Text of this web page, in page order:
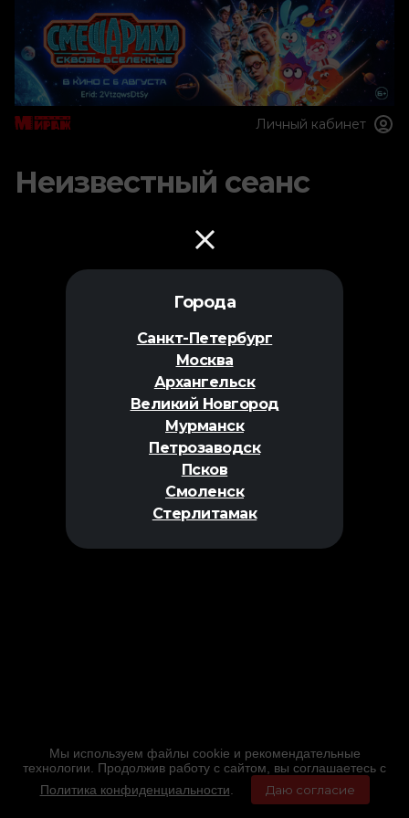
Города
Санкт-Петербург
Москва
Архангельск
Великий Новгород
Мурманск
Петрозаводск
Псков
Смоленск
Стерлитамак
Личный кабинет
Неизвестный сеанс
Мы используем файлы cookie и рекомендательные
технологии. Продолжив работу с сайтом, вы соглашаетесь с
Политика конфиденциальности
Даю согласие